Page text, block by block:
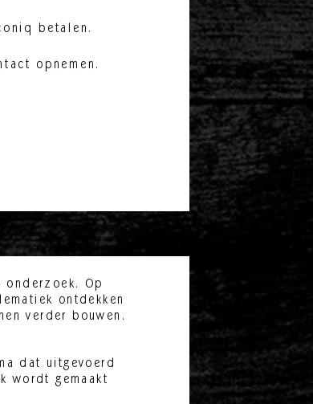
betalen.
opnemen.
Op
ontdekken
verder bouwen.
dat uitgevoerd
wordt gemaakt